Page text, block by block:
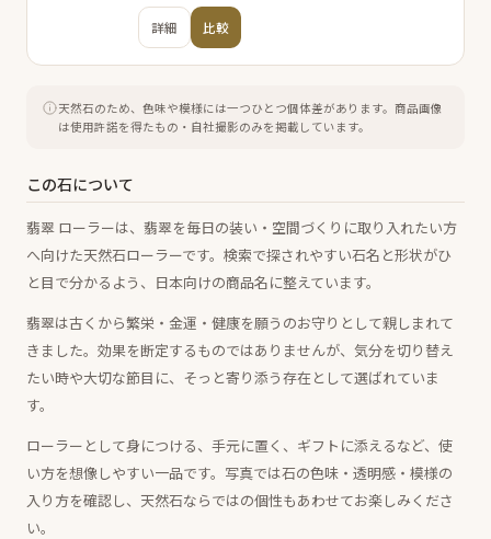
詳細 比較
天然石のため、色味や模様には一つひとつ個体差があります。 商品画像
は使用許諾を得たもの・自社撮影のみを掲載しています。
この石について
翡翠 ローラーは、翡翠を毎日の装い・空間づくりに取り入れたい方
へ向けた天然石ローラーです。検索で探されやすい石名と形状がひ
と目で分かるよう、日本向けの商品名に整えています。
翡翠は古くから繁栄・金運・健康を願うのお守りとして親しまれて
きました。効果を断定するものではありませんが、気分を切り替え
たい時や大切な節目に、そっと寄り添う存在として選ばれていま
す。
ローラーとして身につける、手元に置く、ギフトに添えるなど、使
い方を想像しやすい一品です。写真では石の色味・透明感・模様の
入り方を確認し、天然石ならではの個性もあわせてお楽しみくださ
い。